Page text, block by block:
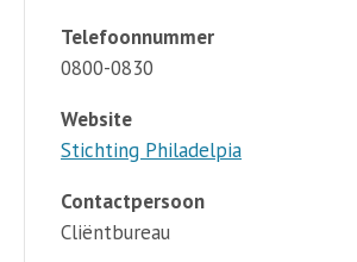
Telefoonnummer
0800-0830
Website
Stichting Philadelpia
Contactpersoon
Cliëntbureau